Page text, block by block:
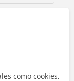
como cookies,